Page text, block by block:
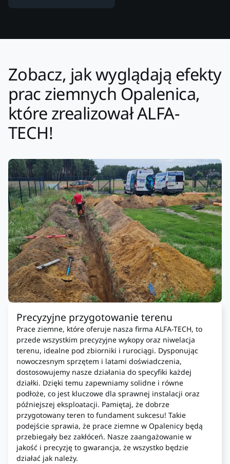
Zobacz, jak wyglądają efekty
prac ziemnych Opalenica,
które zrealizował ALFA-
TECH!
Precyzyjne przygotowanie terenu
Prace ziemne, które oferuje nasza firma ALFA-TECH, to
przede wszystkim precyzyjne wykopy oraz niwelacja
terenu, idealne pod zbiorniki i rurociągi. Dysponując
nowoczesnym sprzętem i latami doświadczenia,
dostosowujemy nasze działania do specyfiki każdej
działki. Dzięki temu zapewniamy solidne i równe
podłoże, co jest kluczowe dla sprawnej instalacji oraz
późniejszej eksploatacji. Pamiętaj, że dobrze
przygotowany teren to fundament sukcesu! Takie
podejście sprawia, że prace ziemne w Opalenicy będą
przebiegały bez zakłóceń. Nasze zaangażowanie w
jakość i precyzję to gwarancja, że wszystko będzie
działać jak należy.